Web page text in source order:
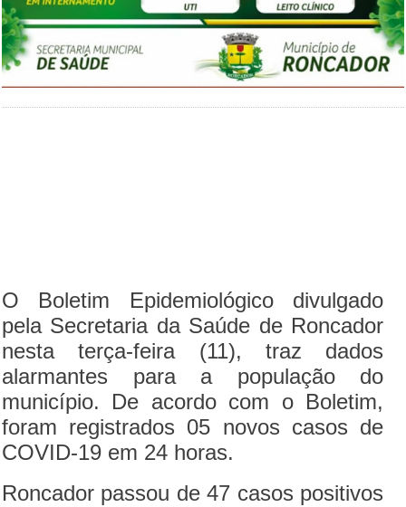
O Boletim Epidemiológico divulgado
pela Secretaria da Saúde de Roncador
nesta terça-feira (11), traz dados
alarmantes para a população do
município. De acordo com o Boletim,
foram registrados 05 novos casos de
COVID-19 em 24 horas.
Roncador passou de 47 casos positivos